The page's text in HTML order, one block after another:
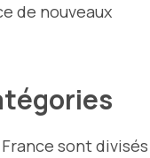
de nouveaux
sont divisés